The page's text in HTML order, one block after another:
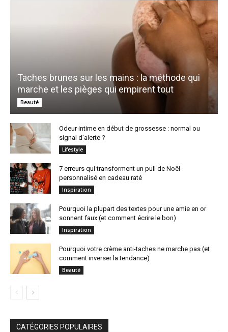
Taches brunes sur les mains : la méthode qui
marche et les pièges qui empirent tout
Beauté
Odeur intime en début de grossesse : normal ou
signal d’alerte ?
Lifestyle
7 erreurs qui transforment un pull de Noël
personnalisé en cadeau raté
Inspiration
Pourquoi la plupart des textes pour une amie en or
sonnent faux (et comment écrire le bon)
Inspiration
Pourquoi votre crème anti-taches ne marche pas (et
comment inverser la tendance)
Beauté
CATÉGORIES POPULAIRES